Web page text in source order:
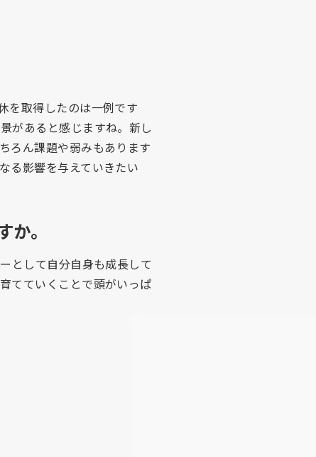
を取得したのは一例です
があると感じますね。新し
ろん課題や弱みもあります
る影響を与えていきたい
。
として自分自身も成長して
てていくことで頭がいっぱ